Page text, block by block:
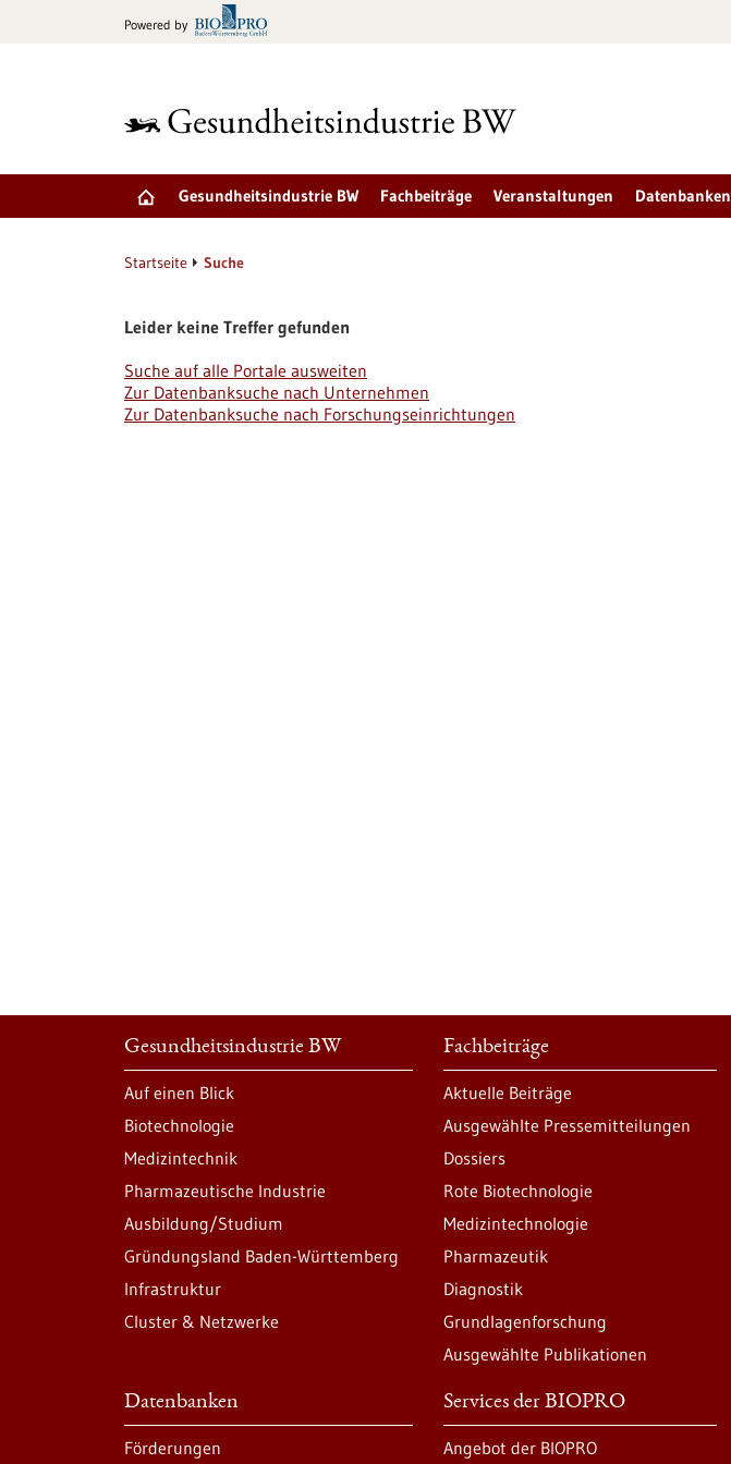
Powered by
Gesundheitsindustrie BW Fachbeiträge Veranstaltungen Datenbanken
Startseite Suche
Leider keine Treffer gefunden
Suche auf alle Portale ausweiten
Zur Datenbanksuche nach Unternehmen
Zur Datenbanksuche nach Forschungseinrichtungen
Gesundheitsindustrie BW
Auf einen Blick
Biotechnologie
Medizintechnik
Pharmazeutische Industrie
Ausbildung/Studium
Gründungsland Baden-Württemberg
Infrastruktur
Cluster & Netzwerke
Fachbeiträge
Aktuelle Beiträge
Ausgewählte Pressemitteilungen
Dossiers
Rote Biotechnologie
Medizintechnologie
Pharmazeutik
Diagnostik
Grundlagenforschung
Ausgewählte Publikationen
Datenbanken
Förderungen
Services der BIOPRO
Angebot der BIOPRO